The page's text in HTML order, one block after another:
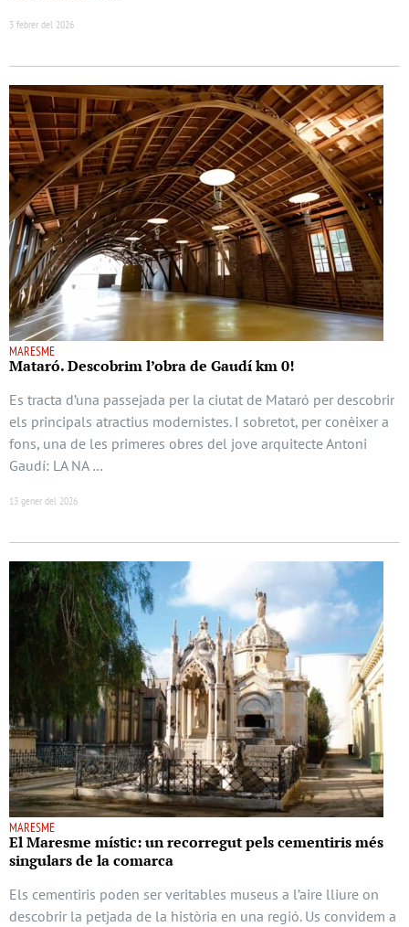
3 febrer del 2026
MARESME
Mataró. Descobrim l’obra de Gaudí km 0!
Es tracta d’una passejada per la ciutat de Mataró per descobrir
els principals atractius modernistes. I sobretot, per conèixer a
fons, una de les primeres obres del jove arquitecte Antoni
Gaudí: LA NA …
13 gener del 2026
MARESME
El Maresme místic: un recorregut pels cementiris més
singulars de la comarca
Els cementiris poden ser veritables museus a l’aire lliure on
descobrir la petjada de la història en una regió. Us convidem a